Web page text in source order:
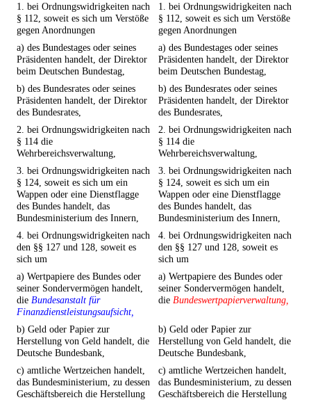
1. bei Ordnungswidrigkeiten nach
§ 112, soweit es sich um Verstöße
gegen Anordnungen
1. bei Ordnungswidrigkeiten nach
§ 112, soweit es sich um Verstöße
gegen Anordnungen
a) des Bundestages oder seines
Präsidenten handelt, der Direktor
beim Deutschen Bundestag,
a) des Bundestages oder seines
Präsidenten handelt, der Direktor
beim Deutschen Bundestag,
b) des Bundesrates oder seines
Präsidenten handelt, der Direktor
des Bundesrates,
b) des Bundesrates oder seines
Präsidenten handelt, der Direktor
des Bundesrates,
2. bei Ordnungswidrigkeiten nach
§ 114 die
Wehrbereichsverwaltung,
2. bei Ordnungswidrigkeiten nach
§ 114 die
Wehrbereichsverwaltung,
3. bei Ordnungswidrigkeiten nach
§ 124, soweit es sich um ein
Wappen oder eine Dienstflagge
des Bundes handelt, das
Bundesministerium des Innern,
3. bei Ordnungswidrigkeiten nach
§ 124, soweit es sich um ein
Wappen oder eine Dienstflagge
des Bundes handelt, das
Bundesministerium des Innern,
4. bei Ordnungswidrigkeiten nach
den §§ 127 und 128, soweit es
sich um
4. bei Ordnungswidrigkeiten nach
den §§ 127 und 128, soweit es
sich um
a) Wertpapiere des Bundes oder
seiner Sondervermögen handelt,
die Bundesanstalt für
Finanzdienstleistungsaufsicht,
a) Wertpapiere des Bundes oder
seiner Sondervermögen handelt,
die Bundeswertpapierverwaltung,
b) Geld oder Papier zur
Herstellung von Geld handelt, die
Deutsche Bundesbank,
b) Geld oder Papier zur
Herstellung von Geld handelt, die
Deutsche Bundesbank,
c) amtliche Wertzeichen handelt,
das Bundesministerium, zu dessen
Geschäftsbereich die Herstellung
c) amtliche Wertzeichen handelt,
das Bundesministerium, zu dessen
Geschäftsbereich die Herstellung